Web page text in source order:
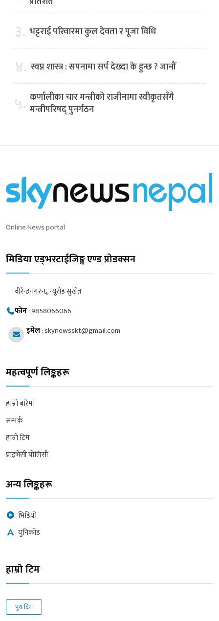
३. भट्टराई परिवारमा कुल देवता र पूजा विधि
४. स्वप्न शास्त्र : सपनामा सर्प देख्दा के हुन्छ ? जानौं
५. कर्णालीका चार मन्त्रीको राजीनामा स्वीकृतसँगै
मन्त्रीपरिषद् पुनर्गठन
Online News portal
मिडिया एड्भरटाईजिङ्ग एण्ड प्रोडक्सन
वीरेन्द्रनगर-६, न्यूरोड सुर्खेत
फोन:9858066066
इमेल:skynewsskt@gmail.com
महत्वपूर्ण लिङ्कहरू
हाम्रो बारेमा
सम्पर्क
हाम्रो टिम
प्राइभेसी पोलिसी
अन्य लिङ्कहरू
भिडियो
युनिकोड
हाम्रो टिम
पुरा टिम